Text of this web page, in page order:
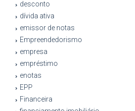
desconto
dívida ativa
emissor de notas
Empreendedorismo
empresa
empréstimo
enotas
EPP
Financeira